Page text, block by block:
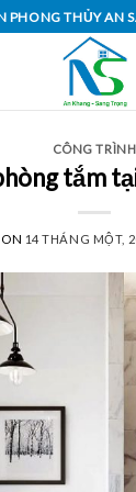
PHONG THỦY AN
CÔNG TRÌNH
tắm
ON 14 THÁNG MỘT,